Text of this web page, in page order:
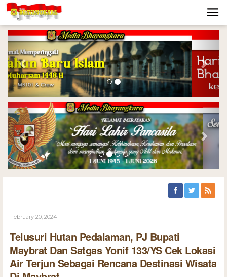
Previous Next
Previous Next
February 20, 2024
Telusuri Hutan Pedalaman, PJ Bupati
Maybrat Dan Satgas Yonif 133/YS Cek Lokasi
Air Terjun Sebagai Rencana Destinasi Wisata